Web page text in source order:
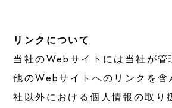
リンクについて
当社のWebサイトには当社が管
他のWebサイトへのリンクを含
社以外における個人情報の取り